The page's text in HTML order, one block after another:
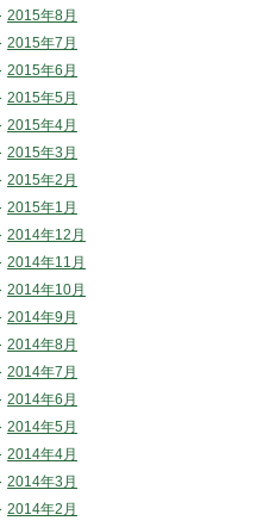
2015年8月
2015年7月
2015年6月
2015年5月
2015年4月
2015年3月
2015年2月
2015年1月
2014年12月
2014年11月
2014年10月
2014年9月
2014年8月
2014年7月
2014年6月
2014年5月
2014年4月
2014年3月
2014年2月